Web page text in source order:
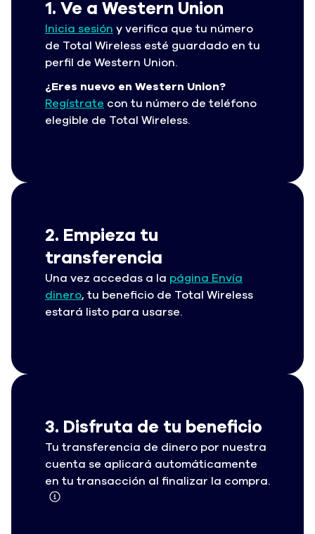
1. Ve a Western Union
Inicia sesión y verifica que tu número
de Total Wireless esté guardado en tu
perfil de Western Union.
¿Eres nuevo en Western Union?
Regístrate con tu número de teléfono
elegible de Total Wireless.
2. Empieza tu
transferencia
Una vez accedas a la página Envía
dinero, tu beneficio de Total Wireless
estará listo para usarse.
3. Disfruta de tu beneficio
Tu transferencia de dinero por nuestra
cuenta se aplicará automáticamente
en tu transacción al finalizar la compra.